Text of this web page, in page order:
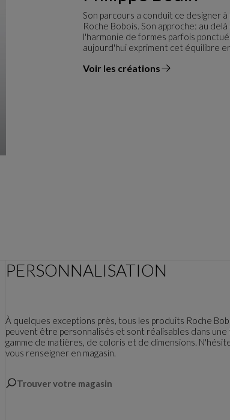
Son parcours a conduit ce designer
Roche Bobois. Son approche: au
l'harmonie de formes parfois
aujourd'hui expriment cet équilibre
Voir les créations
du designer
PERSONNALISATION
À quelques exceptions près, tous les produits Roche
peuvent être personnalisés et sont réalisables dans une
gamme de matières, de coloris et de dimensions.
vous renseigner en magasin.
Trouver votre magasin